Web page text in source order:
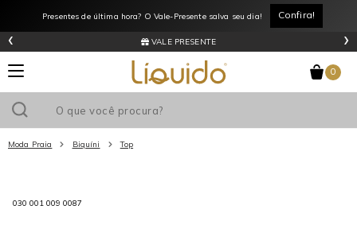
Presentes de última hora? O Vale-Presente salva seu dia! Confira!
VALE PRESENTE
‹ ›
0
Moda Praia Biquíni Top
030 001 009 0087